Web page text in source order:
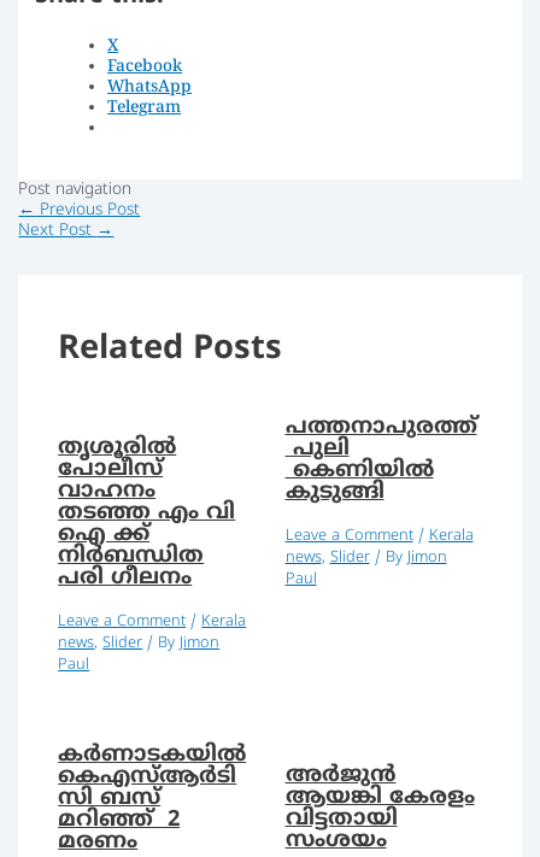
X
Facebook
WhatsApp
Telegram
Post navigation
← Previous Post
Next Post →
Related Posts
തൃശൂരിൽ
പോലീസ്
വാഹനം
തടഞ്ഞ എം വി
ഐ ക്ക്
നിർബന്ധിത
പരി ഗീലനം
Leave a Comment / Kerala
news,Slider / By Jimon
Paul
പത്തനാപുരത്ത്
പുലി
കെണിയില്‍
കുടുങ്ങി
Leave a Comment / Kerala
news, Slider/ By Jimon
Paul
കര്‍ണാടകയില്‍
കെഎസ്ആര്‍ടി
സി ബസ്
മറിഞ്ഞ് 2
മരണം
അര്‍ജുന്‍
ആയങ്കി കേരളം
വിട്ടതായി
സംശയം